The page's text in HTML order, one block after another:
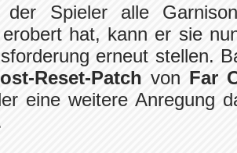
der Spieler alle
erobert hat, kann er sie
erneut stellen.
Reset-Patch von Far
eine weitere Anregung